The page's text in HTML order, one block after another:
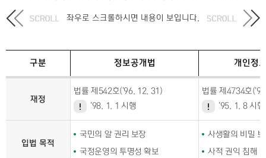
좌우로 스크롤하시면 내용이 보입니다.
구분 정보공개법 개인정
재정
법률 제542호('96. 12. 31)
'98. 1. 1 시행
법률 제4734호
'95. 1. 8 시행
입법 목적
국민의 알 권리 보장
국정운영의 투명성 확보
사생활의 비밀
사적 권익 침해